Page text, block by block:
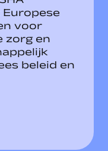
voor
zorg en
beleid en